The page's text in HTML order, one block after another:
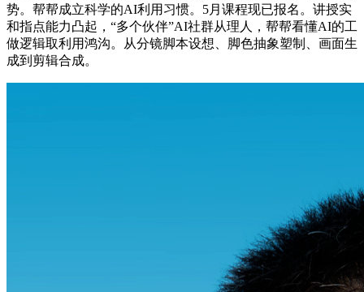
势。帮帮成立科学的AI利用习惯。5月课程现已报名。讲授实
和指点能力凸起，“多个伙伴”AI社群从理人，帮帮看懂AI的工
做逻辑取利用鸿沟。从分镜脚本设想、脚色抽象塑制、画面生
成到剪辑合成。